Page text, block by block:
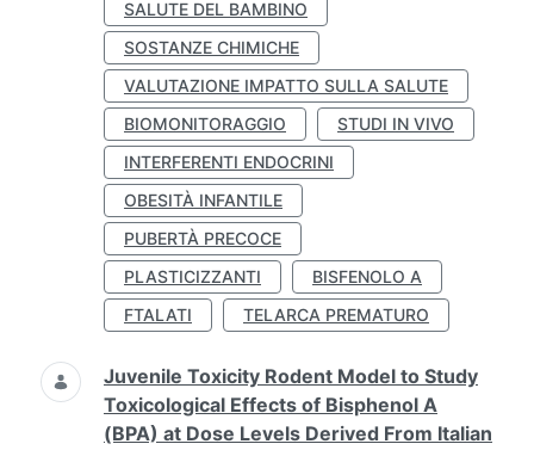
SALUTE DEL BAMBINO
SOSTANZE CHIMICHE
VALUTAZIONE IMPATTO SULLA SALUTE
BIOMONITORAGGIO
STUDI IN VIVO
INTERFERENTI ENDOCRINI
OBESITÀ INFANTILE
PUBERTÀ PRECOCE
PLASTICIZZANTI
BISFENOLO A
FTALATI
TELARCA PREMATURO
Juvenile Toxicity Rodent Model to Study
Toxicological Effects of Bisphenol A
(BPA) at Dose Levels Derived From Italian